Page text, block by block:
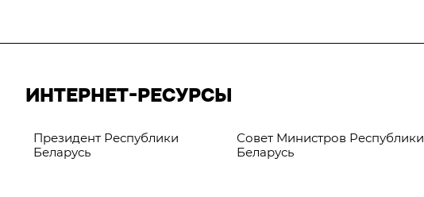
ИНТЕРНЕТ-РЕСУРСЫ
Президент Республики
Беларусь
Совет Министров Республики
Беларусь